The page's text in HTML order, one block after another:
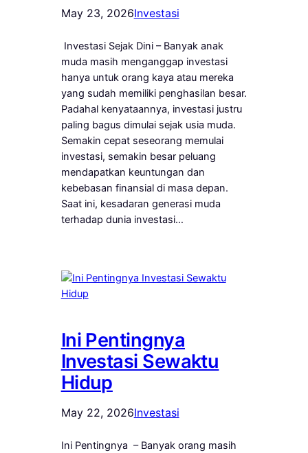
May 23, 2026Investasi
Investasi Sejak Dini – Banyak anak
muda masih menganggap investasi
hanya untuk orang kaya atau mereka
yang sudah memiliki penghasilan besar.
Padahal kenyataannya, investasi justru
paling bagus dimulai sejak usia muda.
Semakin cepat seseorang memulai
investasi, semakin besar peluang
mendapatkan keuntungan dan
kebebasan finansial di masa depan.
Saat ini, kesadaran generasi muda
terhadap dunia investasi…
Ini Pentingnya
Investasi Sewaktu
Hidup
May 22, 2026Investasi
Ini Pentingnya – Banyak orang masih